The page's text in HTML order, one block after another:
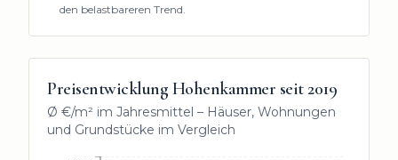
den belastbareren Trend.
Preisentwicklung Hohenkammer seit 2019
Ø €/m² im Jahresmittel – Häuser, Wohnungen
und Grundstücke im Vergleich